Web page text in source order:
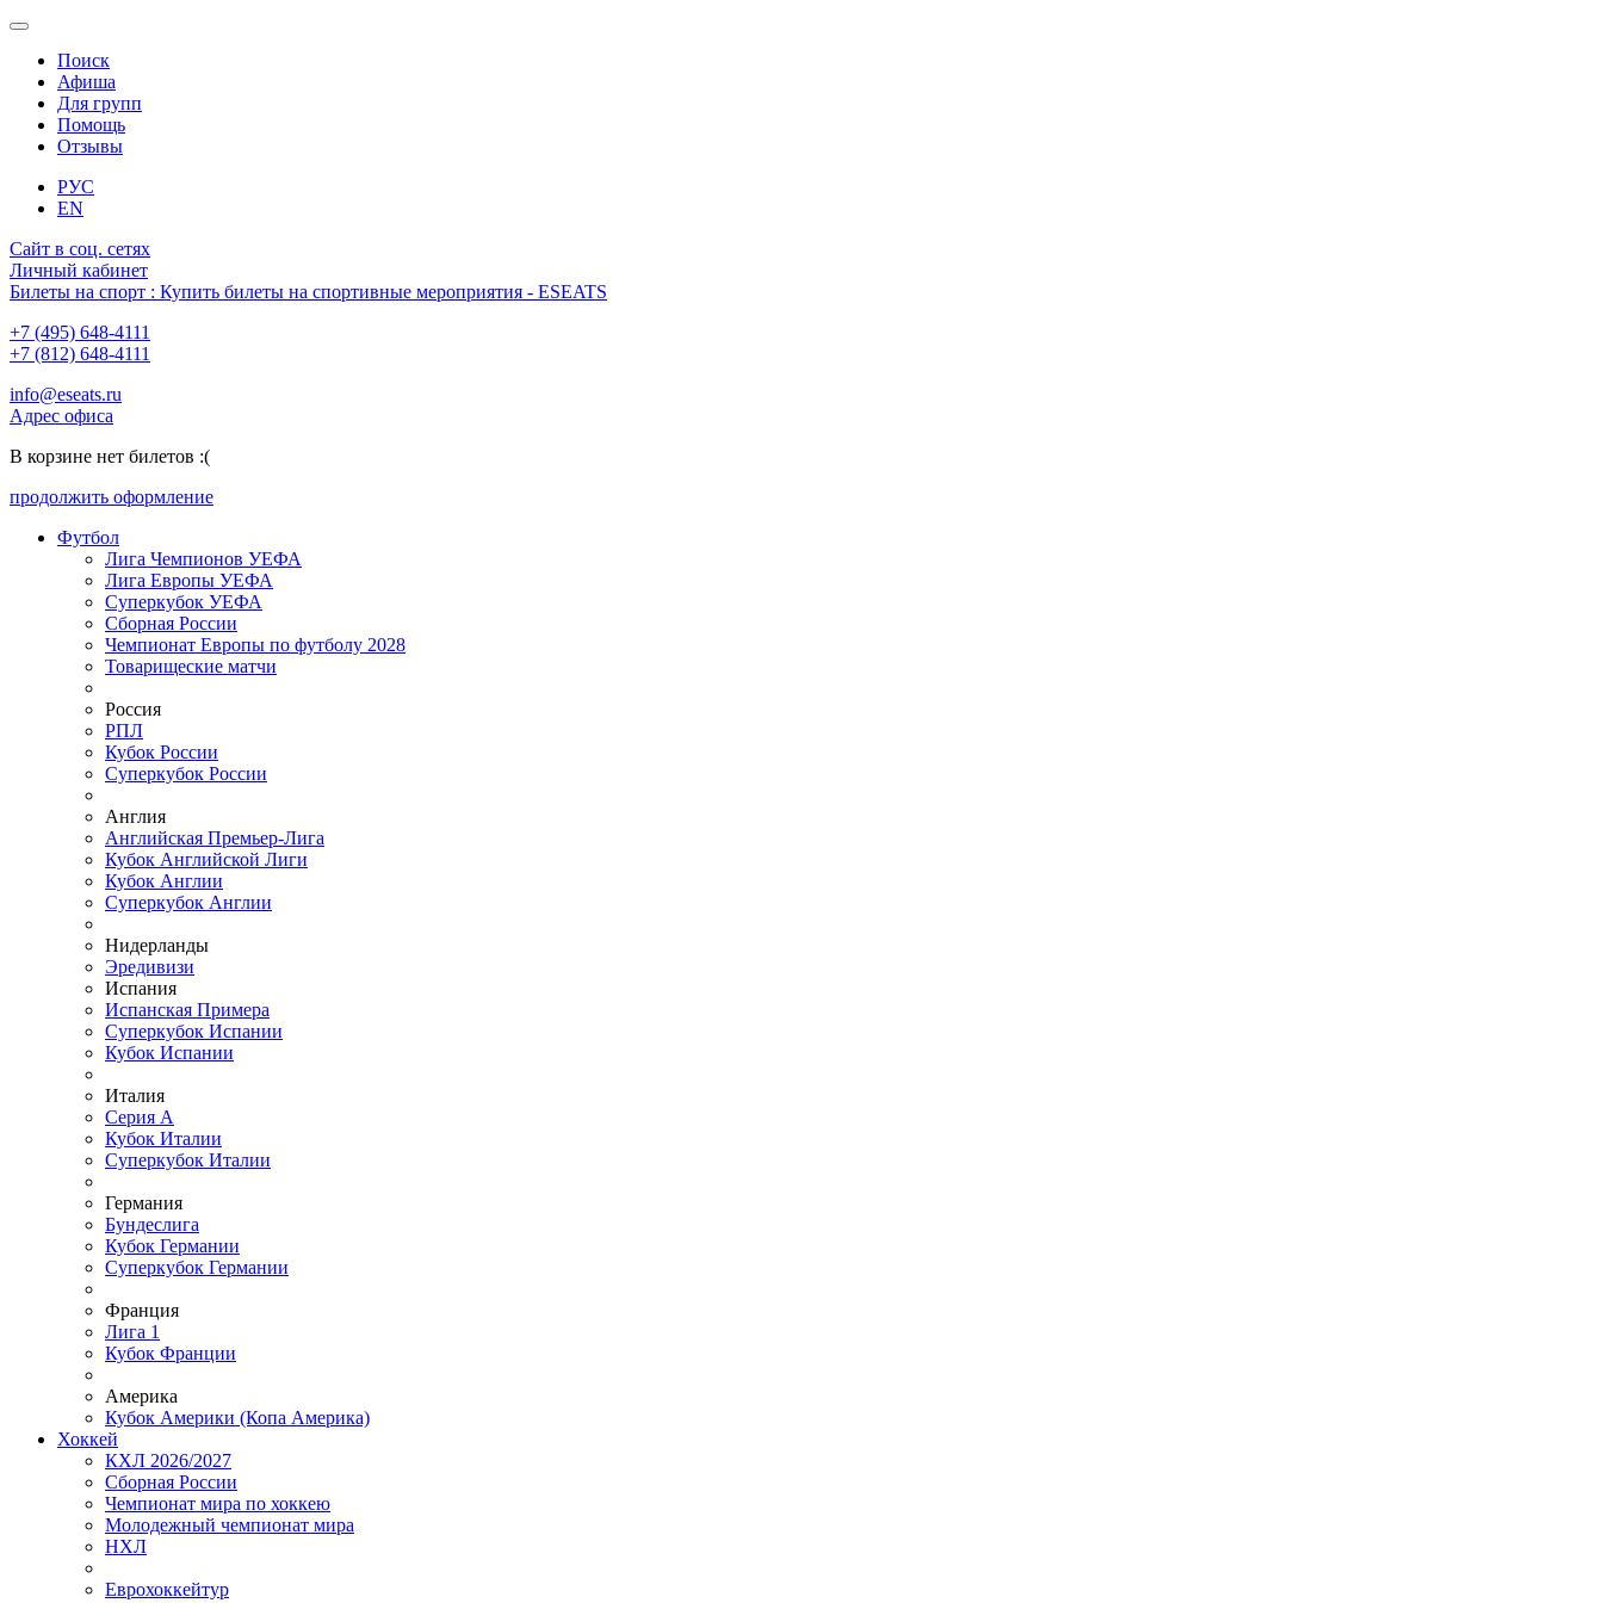
Поиск
Афиша
Для групп
Помощь
Отзывы
РУС
EN
Сайт в соц. сетях
Личный кабинет
Билеты на спорт : Купить билеты на спортивные мероприятия - ESEATS
+7 (495) 648-4111
+7 (812) 648-4111
info@eseats.ru
Адрес офиса
В корзине нет билетов :(
продолжить оформление
Футбол
Лига Чемпионов УЕФА
Лига Европы УЕФА
Суперкубок УЕФА
Сборная России
Чемпионат Европы по футболу 2028
Товарищеские матчи
Россия
РПЛ
Кубок России
Суперкубок России
Англия
Английская Премьер-Лига
Кубок Английской Лиги
Кубок Англии
Суперкубок Англии
Нидерланды
Эредивизи
Испания
Испанская Примера
Суперкубок Испании
Кубок Испании
Италия
Серия А
Кубок Италии
Суперкубок Италии
Германия
Бундеслига
Кубок Германии
Суперкубок Германии
Франция
Лига 1
Кубок Франции
Америка
Кубок Америки (Копа Америка)
Хоккей
КХЛ 2026/2027
Сборная России
Чемпионат мира по хоккею
Молодежный чемпионат мира
НХЛ
Еврохоккейтур